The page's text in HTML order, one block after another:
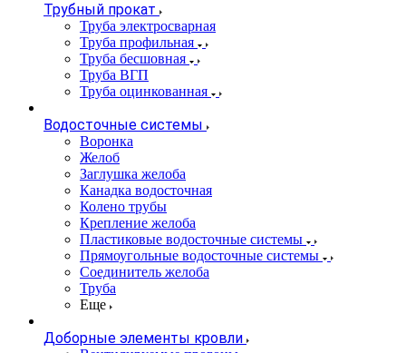
Трубный прокат
Труба электросварная
Труба профильная
Труба бесшовная
Труба ВГП
Труба оцинкованная
Водосточные системы
Воронка
Желоб
Заглушка желоба
Канадка водосточная
Колено трубы
Крепление желоба
Пластиковые водосточные системы
Прямоугольные водосточные системы
Соединитель желоба
Труба
Еще
Доборные элементы кровли